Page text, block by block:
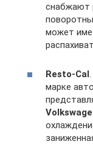
снабжают
может
Resto-Cal
марке